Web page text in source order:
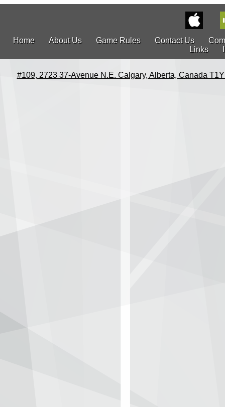
Home About Us Game Rules Contact Us
Links
#109, 2723 37-Avenue N.E. Calgary, Alberta, Canada